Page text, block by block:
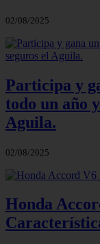
02/08/2025
Participa y
todo un año
Aguila.
02/08/2025
Honda